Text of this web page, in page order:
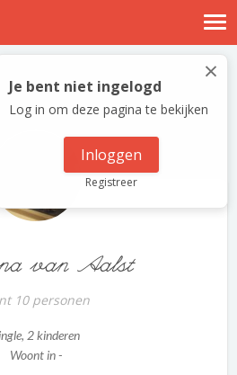
verhalen
Log in
je gratis aan
×
Je bent niet ingelogd
Log in om deze pagina te bekijken
Inloggen
Registreer
van Aalst
10 personen
, 2 kinderen
Woont in -